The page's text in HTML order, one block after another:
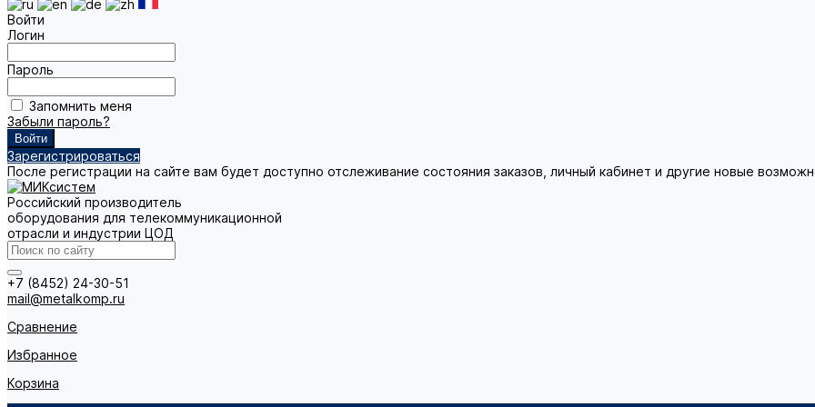
Войти
Логин
Пароль
Запомнить меня
Забыли пароль?
Зарегистрироваться
После регистрации на сайте вам будет доступно отслеживание состояния заказов, личный кабинет и другие новые
Российский производитель
оборудования для телекоммуникационной
отрасли и индустрии ЦОД
+7 (8452) 24-30-51
mail@metalkomp.ru
Сравнение
Избранное
Корзина